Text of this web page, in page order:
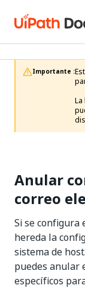
Importante :
Anular
correo
Si se configura
hereda la
sistema de
puedes anular
específicos